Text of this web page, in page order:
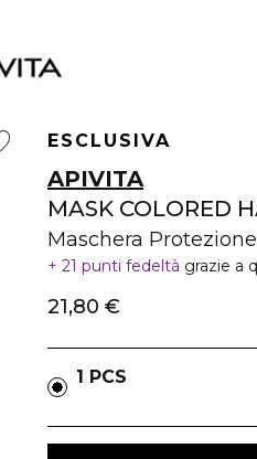
ESCLUSIVA
APIVITA
MASK COLORED
Maschera
21 punti fedeltà grazie a
21,80 €
1 PCS